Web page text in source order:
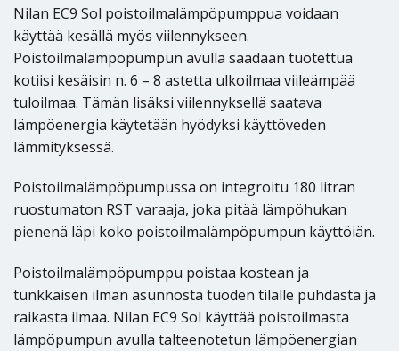
Nilan EC9 Sol poistoilmalämpöpumppua voidaan
käyttää kesällä myös viilennykseen.
Poistoilmalämpöpumpun avulla saadaan tuotettua
kotiisi kesäisin n. 6 – 8 astetta ulkoilmaa viileämpää
tuloilmaa. Tämän lisäksi viilennyksellä saatava
lämpöenergia käytetään hyödyksi käyttöveden
lämmityksessä.
Poistoilmalämpöpumpussa on integroitu 180 litran
ruostumaton RST varaaja, joka pitää lämpöhukan
pienenä läpi koko poistoilmalämpöpumpun käyttöiän.
Poistoilmalämpöpumppu poistaa kostean ja
tunkkaisen ilman asunnosta tuoden tilalle puhdasta ja
raikasta ilmaa. Nilan EC9 Sol käyttää poistoilmasta
lämpöpumpun avulla talteenotetun lämpöenergian